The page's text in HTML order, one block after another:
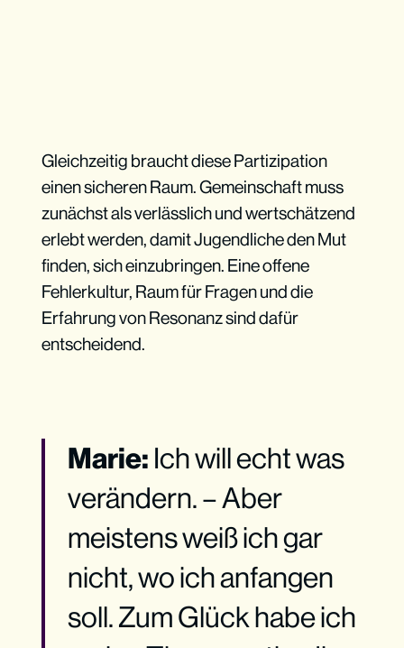
Gleichzeitig braucht diese Partizipation
einen sicheren Raum. Gemeinschaft muss
zunächst als verlässlich und wertschätzend
erlebt werden, damit Jugendliche den Mut
finden, sich einzubringen. Eine offene
Fehlerkultur, Raum für Fragen und die
Erfahrung von Resonanz sind dafür
entscheidend.
Marie: Ich will echt was
verändern. – Aber
meistens weiß ich gar
nicht, wo ich anfangen
soll. Zum Glück habe ich